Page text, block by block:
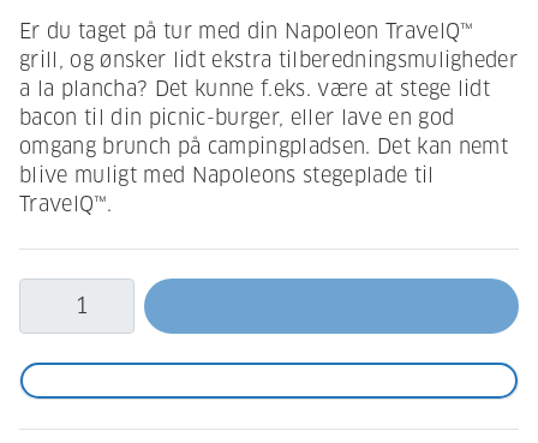
Er du taget på tur med din Napoleon TravelQ™
grill, og ønsker lidt ekstra tilberedningsmuligheder
a la plancha? Det kunne f.eks. være at stege lidt
bacon til din picnic-burger, eller lave en god
omgang brunch på campingpladsen. Det kan nemt
blive muligt med Napoleons stegeplade til
TravelQ™.